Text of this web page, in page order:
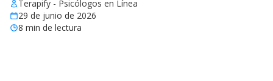
Terapify - Psicólogos en Línea
29 de junio de 2026
8 min de lectura